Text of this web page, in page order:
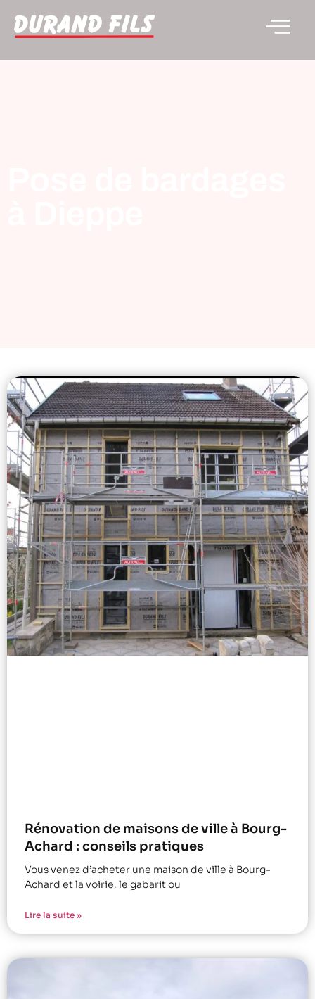
Rénovation de maisons de ville à Bourg-
Achard : conseils pratiques
Vous venez d’acheter une maison de ville à Bourg-
Achard et la voirie, le gabarit ou
Lire la suite »